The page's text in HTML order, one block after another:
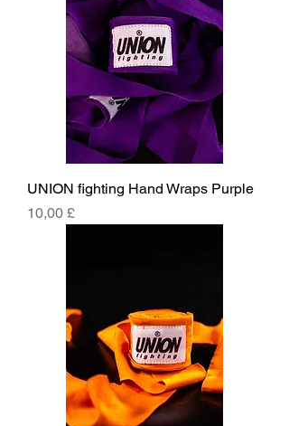
UNION fighting Hand Wraps Purple
Price
10,00 £